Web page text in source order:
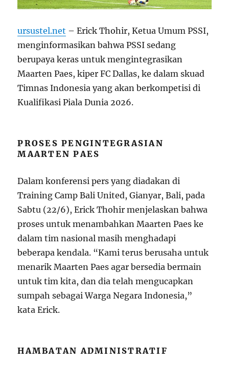
ursustel.net – Erick Thohir, Ketua Umum PSSI,
menginformasikan bahwa PSSI sedang
berupaya keras untuk mengintegrasikan
Maarten Paes, kiper FC Dallas, ke dalam skuad
Timnas Indonesia yang akan berkompetisi di
Kualifikasi Piala Dunia 2026.
PROSES PENGINTEGRASIAN
MAARTEN PAES
Dalam konferensi pers yang diadakan di
Training Camp Bali United, Gianyar, Bali, pada
Sabtu (22/6), Erick Thohir menjelaskan bahwa
proses untuk menambahkan Maarten Paes ke
dalam tim nasional masih menghadapi
beberapa kendala. “Kami terus berusaha untuk
menarik Maarten Paes agar bersedia bermain
untuk tim kita, dan dia telah mengucapkan
sumpah sebagai Warga Negara Indonesia,”
kata Erick.
HAMBATAN ADMINISTRATIF